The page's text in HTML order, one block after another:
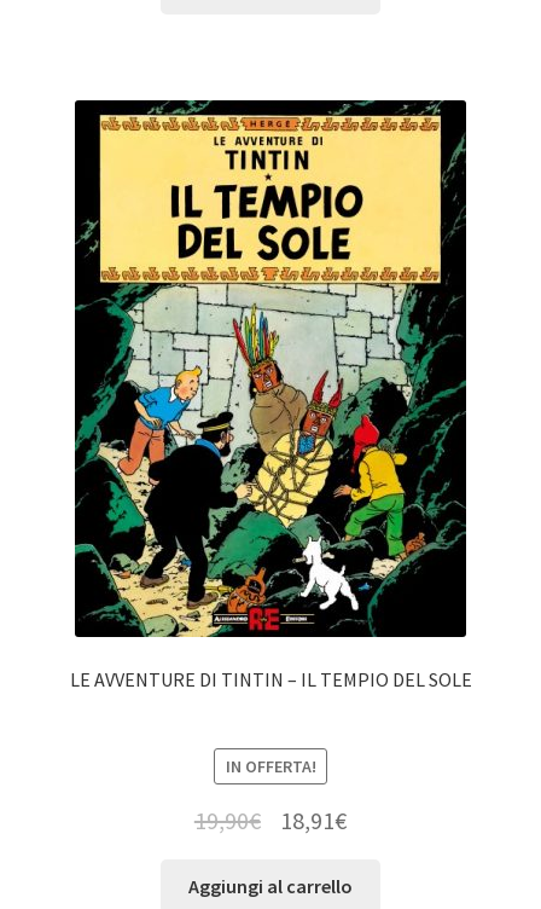
LE AVVENTURE DI TINTIN – IL TEMPIO DEL SOLE
IN OFFERTA!
19,90€ 18,91€
Aggiungi al carrello